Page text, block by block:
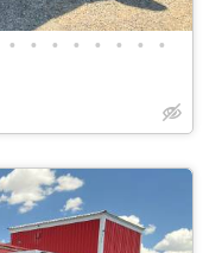
• • • • • • • •